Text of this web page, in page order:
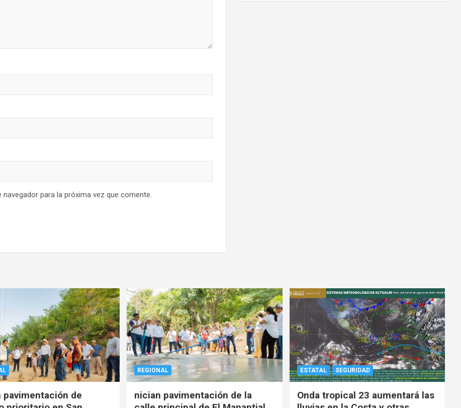
para la próxima vez que comente.
pavimentación de
REGIONAL
nician pavimentación de la
ESTATAL SEGURIDAD
Onda tropical 23 aumentará las